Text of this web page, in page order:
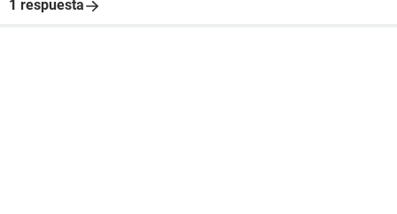
1 respuesta